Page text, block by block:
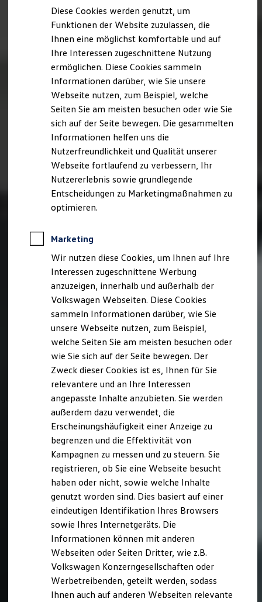
Für Privatkunden
Für Gewerbekunden
Leasing
Für Privatkunden
Für Gewerbekunden
Versicherungen & Garantien
Garantien
Kfz-Versicherung für Nutzfahrzeuge
Restschuldversicherung
Wartungsverträge
Besitzer & Service
Reparatur & Service
Sommer-Special
Reparatur, Pflege & Inspektion
Servicetermin anfragen
Service-Vorteile bei Volkswagen Nutzfahrzeuge
ServicePlus
Economy Service
Räder & Reifen Service
Ersatzfahrzeuge
Software, Konnektivität & Apps
California App
VW Connect für Ihren ID. Buzz
VW Connect für Ihren Transporter/Caravelle
VW Connect für Ihren Amarok
VW Connect für andere Modelle
Connect Pro
Fleet Interface Data
Multistop Pathfinder
Übersicht Software Updates
Hilfreiches für Besitzer
Fahrerassistenz- und Sicherheitssysteme
Kontrollleuchten
Kurzfahrprofile und Ölverdünnung
XTL-Dieselkraftstoff
Ersatzteile und Betriebsflüssigkeiten
Original Zubehör und Lifestyle Produkte
myVolkswagen
myVolkswagen Business
Elektrisch & Autonom
Elektro - & Hybridfahrzeuge
Unser Ansatz
Klimafreundlicher Strom
Reichweite & Ladelösungen
Reichweitensimulator
Ladezeitensimulator
Ladelösungen für Privatkunden
Ladelösungen für Gewerbekunden
Wallbox und Ladekabel
Förderung & Kosten der Elektrofahrzeuge
Fördermöglichkeiten für Privatkunden
Fördermöglichkeiten für Gewerbekunden
Diese Cookies werden genutzt, um
Funktionen der Website zuzulassen, die
Ihnen eine möglichst komfortable und auf
Ihre Interessen zugeschnittene Nutzung
ermöglichen. Diese Cookies sammeln
Informationen darüber, wie Sie unsere
Webseite nutzen, zum Beispiel, welche
Seiten Sie am meisten besuchen oder wie Sie
sich auf der Seite bewegen. Die gesammelten
Informationen helfen uns die
Nutzerfreundlichkeit und Qualität unserer
Webseite fortlaufend zu verbessern, Ihr
Nutzererlebnis sowie grundlegende
Entscheidungen zu Marketingmaßnahmen zu
optimieren.
Marketing
Wir nutzen diese Cookies, um Ihnen auf Ihre
Interessen zugeschnittene Werbung
anzuzeigen, innerhalb und außerhalb der
Volkswagen Webseiten. Diese Cookies
sammeln Informationen darüber, wie Sie
unsere Webseite nutzen, zum Beispiel,
welche Seiten Sie am meisten besuchen oder
wie Sie sich auf der Seite bewegen. Der
Zweck dieser Cookies ist es, Ihnen für Sie
relevantere und an Ihre Interessen
angepasste Inhalte anzubieten. Sie werden
außerdem dazu verwendet, die
Erscheinungshäufigkeit einer Anzeige zu
begrenzen und die Effektivität von
Kampagnen zu messen und zu steuern. Sie
registrieren, ob Sie eine Webseite besucht
haben oder nicht, sowie welche Inhalte
genutzt worden sind. Dies basiert auf einer
eindeutigen Identifikation Ihres Browsers
sowie Ihres Internetgeräts. Die
Informationen können mit anderen
Webseiten oder Seiten Dritter, wie z.B.
Volkswagen Konzerngesellschaften oder
Werbetreibenden, geteilt werden, sodass
Ihnen auch auf anderen Webseiten relevante